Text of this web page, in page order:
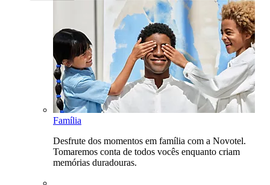
Família
Desfrute dos momentos em família com a Novotel.
Tomaremos conta de todos vocês enquanto criam
memórias duradouras.